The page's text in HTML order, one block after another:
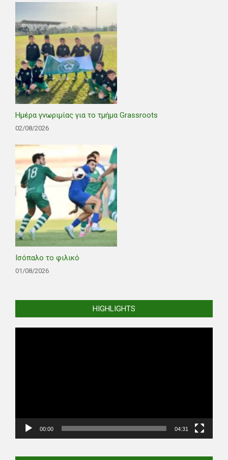
Ημέρα γνωριμίας για το τμήμα Grassroots
02/08/2026
Ισόπαλο το φιλικό
01/08/2026
HIGHLIGHTS
00:00 04:31